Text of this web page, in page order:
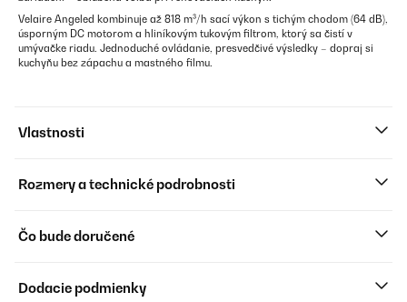
Velaire Angeled kombinuje až 818 m³/h sací výkon s tichým chodom (64 dB),
úsporným DC motorom a hliníkovým tukovým filtrom, ktorý sa čistí v
umývačke riadu. Jednoduché ovládanie, presvedčivé výsledky – dopraj si
kuchyňu bez zápachu a mastného filmu.
Vlastnosti
Rozmery a technické podrobnosti
Čo bude doručené
Dodacie podmienky